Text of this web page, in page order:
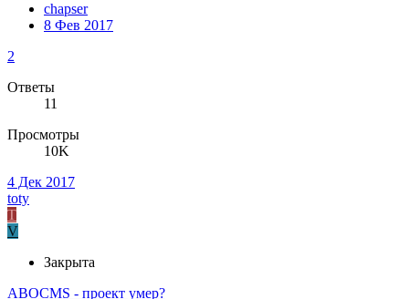
chapser
8 Фев 2017
2
Ответы
11
Просмотры
10K
4 Дек 2017
toty
T
V
Закрыта
ABOCMS - проект умер?